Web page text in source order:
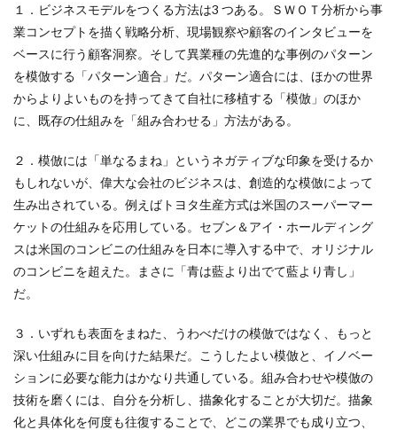
１．ビジネスモデルをつくる方法は3 つある。ＳＷＯＴ分析から事
業コンセプトを描く戦略分析、現場観察や顧客のインタビューを
ベースに行う顧客洞察。そして異業種の先進的な事例のパターン
を模倣する「パターン適合」だ。パターン適合には、ほかの世界
からよりよいものを持ってきて自社に移植する「模倣」のほか
に、既存の仕組みを「組み合わせる」方法がある。
２．模倣には「単なるまね」というネガティブな印象を受けるか
もしれないが、偉大な会社のビジネスは、創造的な模倣によって
生み出されている。例えばトヨタ生産方式は米国のスーパーマー
ケットの仕組みを応用している。セブン＆アイ・ホールディング
スは米国のコンビニの仕組みを日本に導入する中で、オリジナル
のコンビニを超えた。まさに「青は藍より出でて藍より青し」
だ。
３．いずれも表面をまねた、うわべだけの模倣ではなく、もっと
深い仕組みに目を向けた結果だ。こうしたよい模倣と、イノベー
ションに必要な能力はかなり共通している。組み合わせや模倣の
技術を磨くには、自分を分析し、描象化することが大切だ。描象
化と具体化を何度も往復することで、どこの業界でも成り立つ、